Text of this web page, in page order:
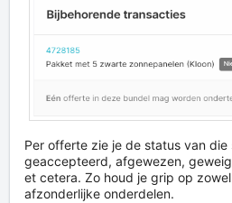
Per offerte zie je de status van
geaccepteerd, afgewezen,
et cetera. Zo houd je grip op
afzonderlijke onderdelen.